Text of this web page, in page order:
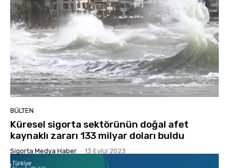
BÜLTEN
Küresel sigorta sektörünün doğal afet
kaynaklı zararı 133 milyar doları buldu
Sigorta Medya Haber - 13 Eylül 2023